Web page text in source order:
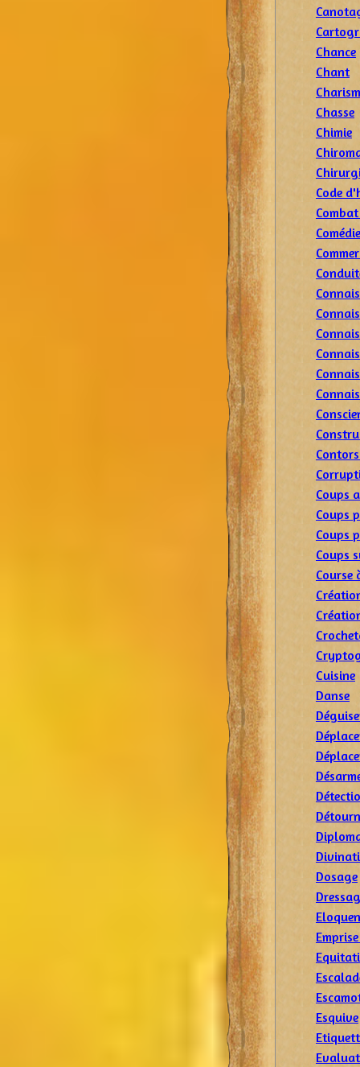
Chance
Chant
Chasse
Chimie
Code
Comédie
Coups
Coups
Coups
Coups
Course
Cuisine
Danse
Dosage
Esquive